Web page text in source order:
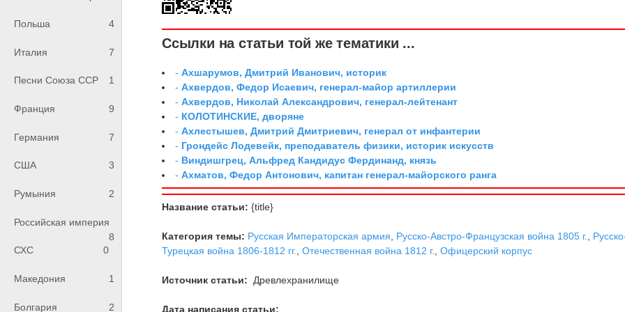
Польша 4
Италия 7
Песни Союза ССР 1
Франция 9
Германия 7
США 3
Румыния 2
Российская империя
8
СХС
0
Македония 1
Болгария 2
Ссылки на статьи той же тематики ...
-Ахшарумов, Дмитрий Иванович, историк
-Ахвердов, Федор Исаевич, генерал-майор артиллерии
-Ахвердов, Николай Александрович, генерал-лейтенант
- КОЛОТИНСКИЕ, дворяне
-Ахлестышев, Дмитрий Дмитриевич, генерал от инфантерии
- Грондейс Лодевейк, преподаватель физики, историк искусств
- Виндишгрец, Альфред Кандидус Фердинанд, князь
-Ахматов, Федор Антонович, капитан генерал-майорского ранга
Название статьи: {title}
Категория темы: Русская Императорская армия Русско-Австро-Французская война 1805 г.
Турецкая война 1806-1812 гг.
,Отечественная война 1812 г. ,Офицерский корпус
Источник статьи: Древлехранилище
Дата написания статьи: